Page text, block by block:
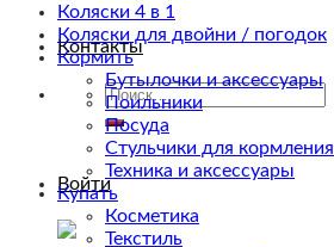
Контакты
Искать:
Войти
Коляски 4 в 1
Коляски для двойни / погодок
Кормить
Бутылочки и аксессуары
Поильники
Посуда
Стульчики для кормления
Техника и аксессуары
Купать
Косметика
Текстиль